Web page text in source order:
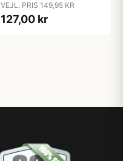
VEJL. PRIS 149,95 KR
127,00 kr